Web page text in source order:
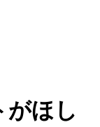
がほし